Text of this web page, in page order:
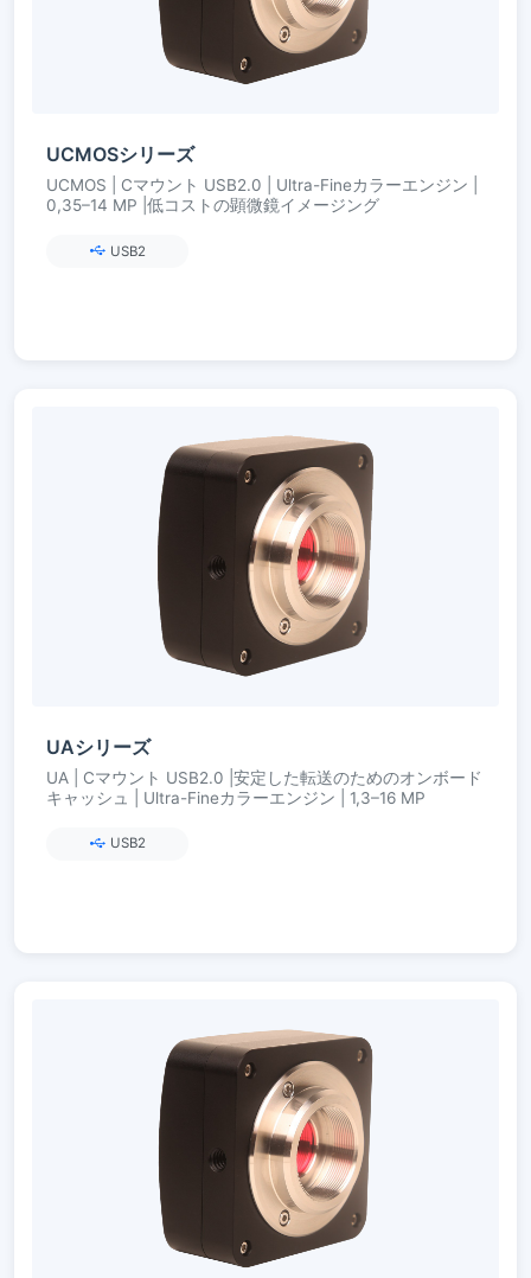
UCMOSシリーズ
UCMOS | Cマウント USB2.0 | Ultra-Fineカラーエンジン |
0,35–14 MP |低コストの顕微鏡イメージング
USB2
UAシリーズ
UA | Cマウント USB2.0 |安定した転送のためのオンボード
キャッシュ | Ultra-Fineカラーエンジン | 1,3–16 MP
USB2